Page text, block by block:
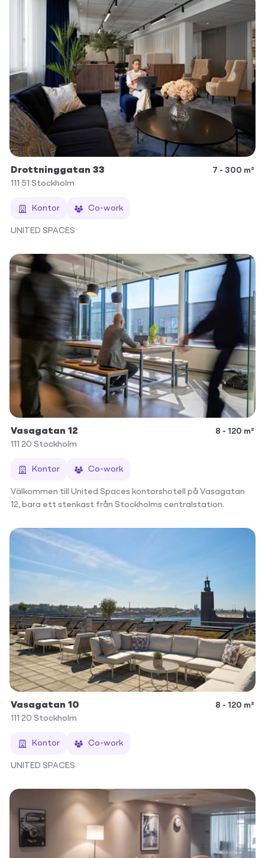
Drottninggatan 33
7 - 300 m²
111 51 Stockholm
Kontor Co-work
UNITED SPACES
Vasagatan 12
8 - 120 m²
111 20 Stockholm
Kontor Co-work
Välkommen till United Spaces kontorshotell på Vasagatan
12, bara ett stenkast från Stockholms centralstation.
Vasagatan 10
8 - 120 m²
111 20 Stockholm
Kontor Co-work
UNITED SPACES